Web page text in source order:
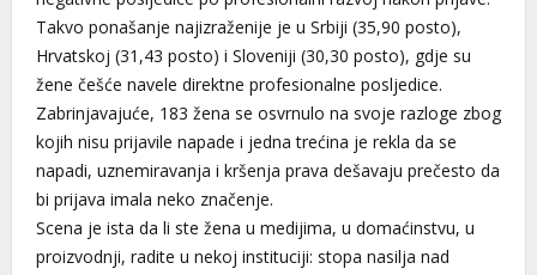
Takvo ponašanje najizraženije je u Srbiji (35,90 posto),
Hrvatskoj (31,43 posto) i Sloveniji (30,30 posto), gdje su
žene češće navele direktne profesionalne posljedice.
Zabrinjavajuće, 183 žena se osvrnulo na svoje razloge zbog
kojih nisu prijavile napade i jedna trećina je rekla da se
napadi, uznemiravanja i kršenja prava dešavaju prečesto da
bi prijava imala neko značenje.
Scena je ista da li ste žena u medijima, u domaćinstvu, u
proizvodnji, radite u nekoj instituciji: stopa nasilja nad